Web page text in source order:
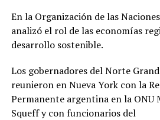
En la Organización de las
analizó el rol de las economías
desarrollo sostenible.
Los gobernadores del Norte
reunieron en Nueva York con la
Permanente argentina en la ONU
Squeff y con funcionarios del